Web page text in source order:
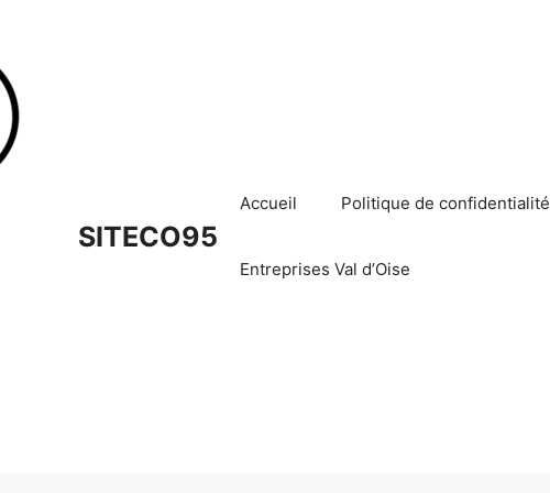
SITECO95
Accueil Politique de confidentialité
Entreprises Val d’Oise